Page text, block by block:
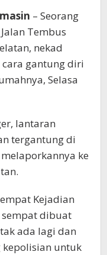
– Seorang
Tembus
nekad
gantung diri
Selasa
lantaran
tergantung di
ke
Kejadian
sempat dibuat
ada lagi dan
untuk